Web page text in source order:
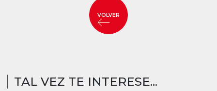
VOLVER
TAL VEZ TE INTERESE...